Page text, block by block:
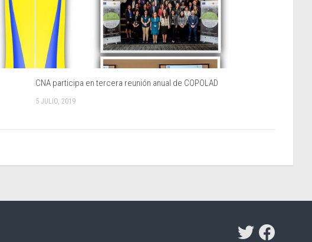
CNA participa en tercera reunión anual de COPOLAD
5 JULIO, 2019